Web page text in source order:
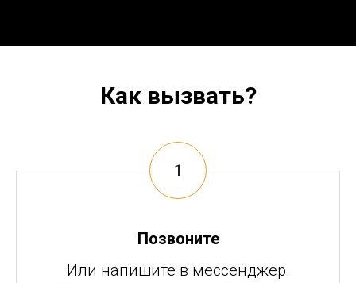
Как вызвать?
Позвоните
Или напишите в мессенджер.